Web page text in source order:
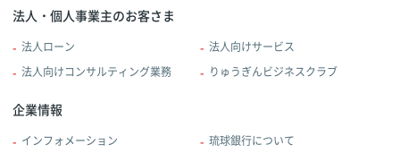
法人・個人事業主のお客さま
法人ローン
法人向けサービス
法人向けコンサルティング業務
りゅうぎんビジネスクラブ
企業情報
インフォメーション 琉球銀行について